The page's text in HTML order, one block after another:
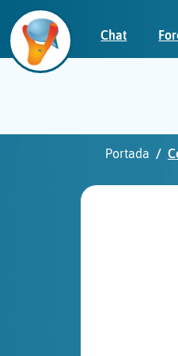
Chat
Portada
Iniciar